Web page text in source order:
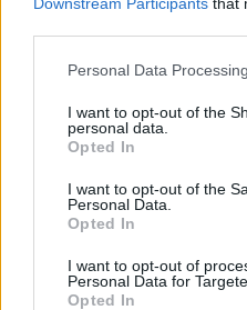
Personal Data
I want to opt-out of the
personal data.
Opted In
I want to opt-out of the
Personal Data.
Opted In
I want to opt-out of
Personal Data for
Opted In
Triángulo de
U2